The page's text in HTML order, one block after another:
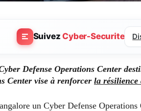
SuivezCyber-Securite
Defense Operations Center
Center vise à renforcer la résilience
un Cyber Defense Operations